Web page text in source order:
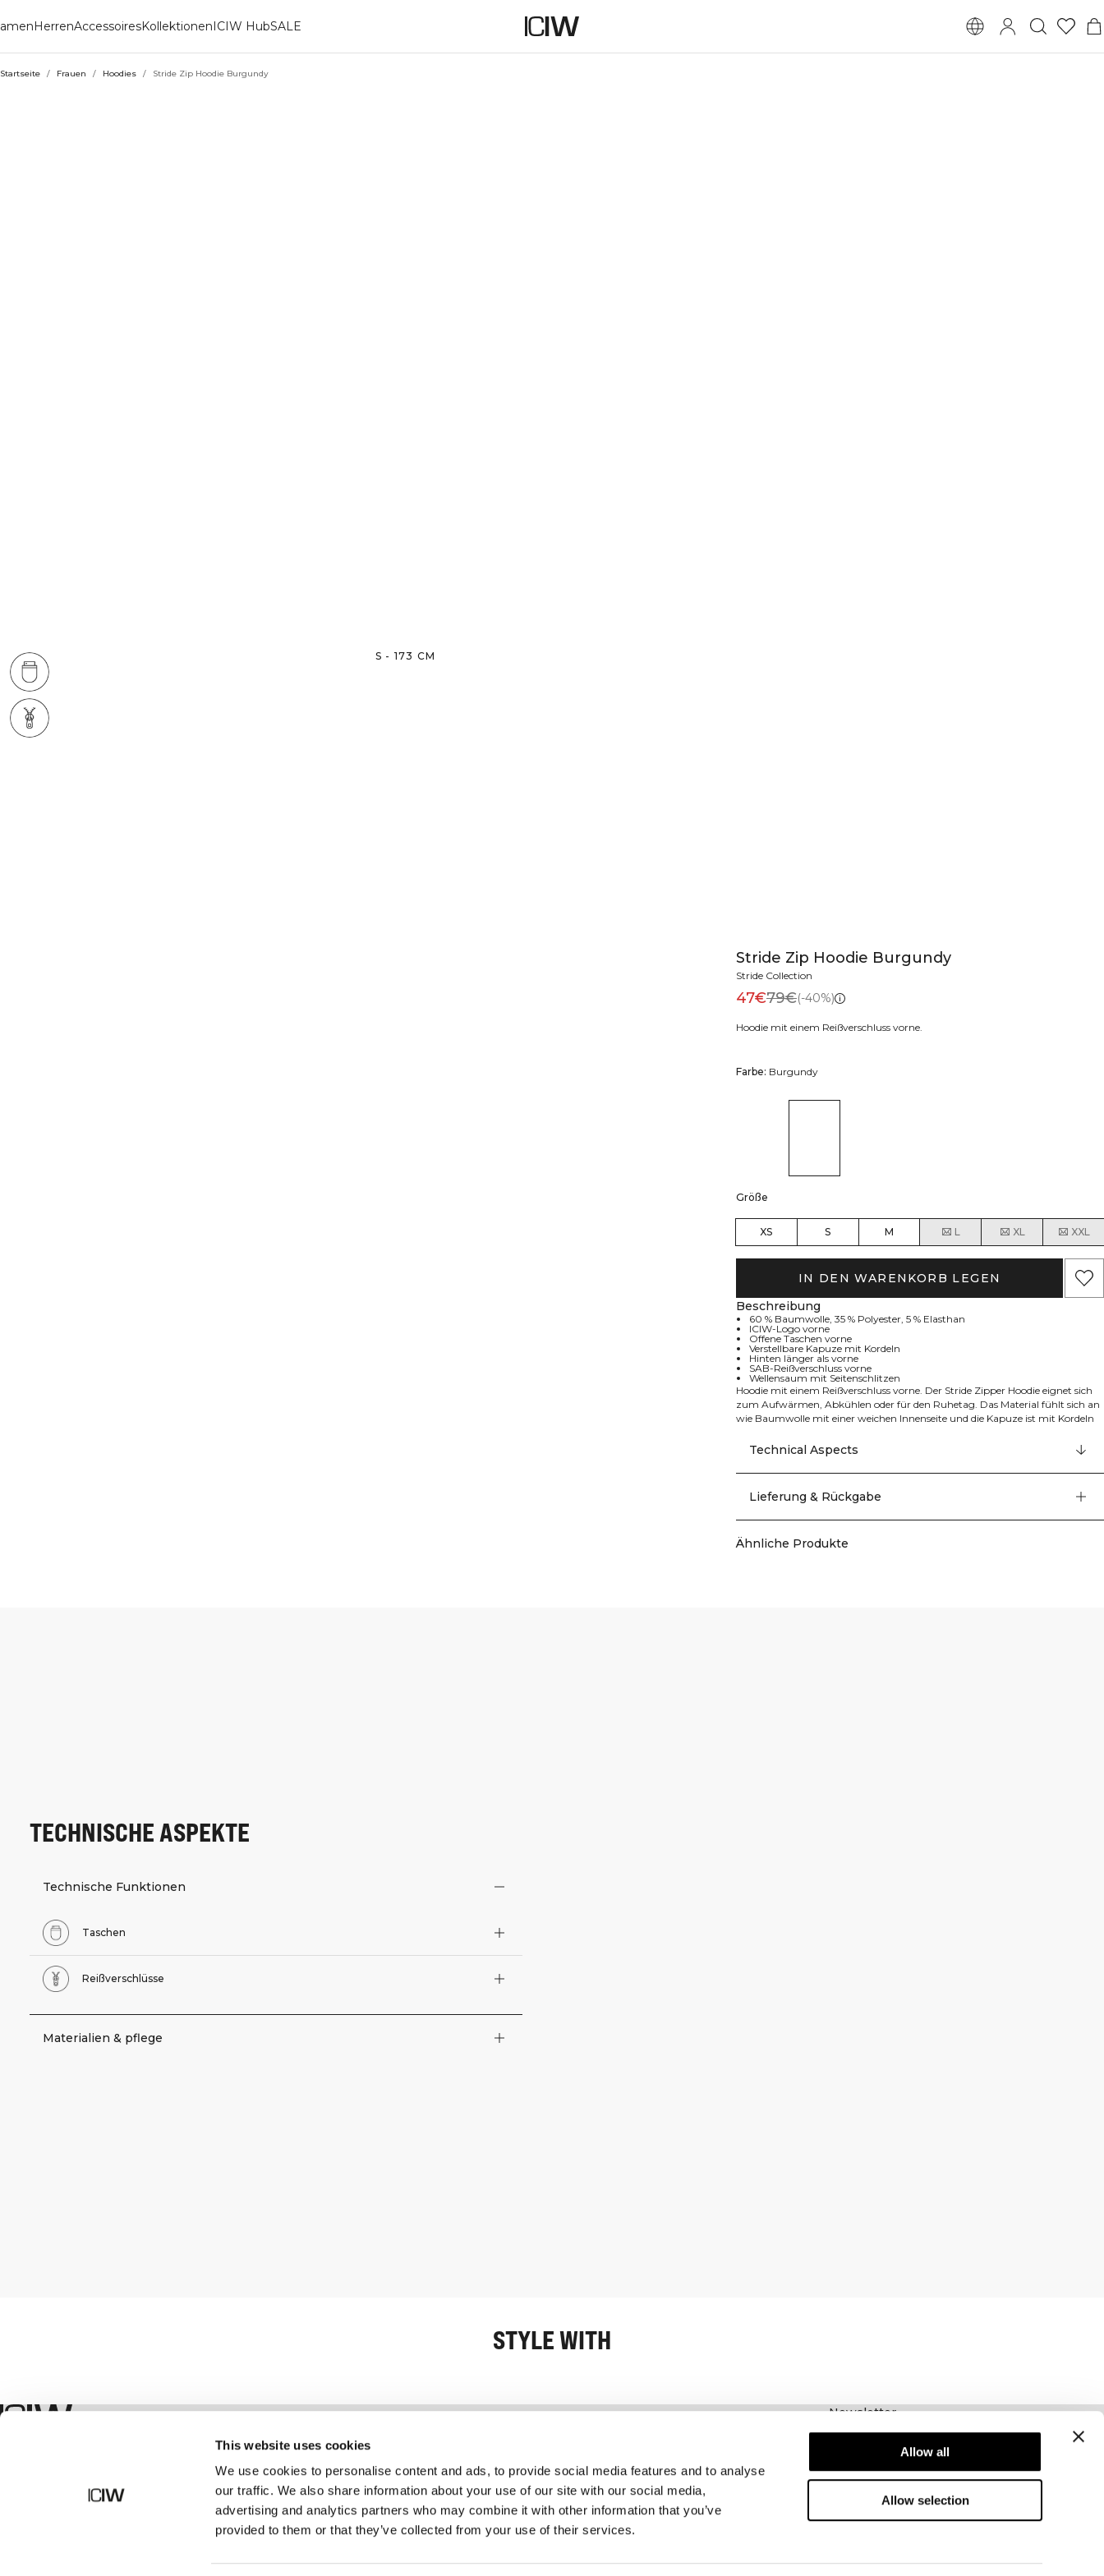
This website uses cookies
We use cookies to personalise content and ads, to provide social media features and to analyse
our traffic. We also share information about your use of our site with our social media,
advertising and analytics partners who may combine it with other information that you’ve
provided to them or that they’ve collected from your use of their services.
Allow all
Allow selection
HerrenAccessoiresKollektionenICIW HubSALE
Startseite / Frauen / Hoodies / Stride Zip Hoodie Burgundy
S - 173 CM
Stride Zip Hoodie Burgundy
Stride Collection
47€79€(-40%)
Hoodie mit einem Reißverschluss vorne.
Farbe: Burgundy
Größe
XS S M L XL XXL
IN DEN WARENKORB LEGEN
Beschreibung
60 % Baumwolle, 35 % Polyester, 5 % Elasthan
ICIW-Logo vorne
Offene Taschen vorne
Verstellbare Kapuze mit Kordeln
Hinten länger als vorne
SAB-Reißverschluss vorne
Wellensaum mit Seitenschlitzen
Hoodie mit einem Reißverschluss vorne. Der Stride Zipper Hoodie eignet sich
zum Aufwärmen, Abkühlen oder für den Ruhetag. Das Material fühlt sich an
wie Baumwolle mit einer weichen Innenseite und die Kapuze ist mit Kordeln
für die Hände. Wellensaum mit Seitenschlitzen. Das ICIW-Logo ist vorne
angebracht, die Kapuze ist mit Kordeln verstellbar, und der Hoodie ist hinten
länger als vorne geschnitten. Der SAB-Reißverschluss vorne verläuft über die
Technical Aspects
Lieferung & Rückgabe
Ähnliche Produkte
TECHNISCHE ASPEKTE
Technische Funktionen
Taschen
Reißverschlüsse
Materialien & pflege
STYLE WITH
Newsletter
Abonnieren Sie unseren Newsletter! Erhalten
Sie exklusive Angebote, unsere neuesten
Nachrichten und vieles mehr.